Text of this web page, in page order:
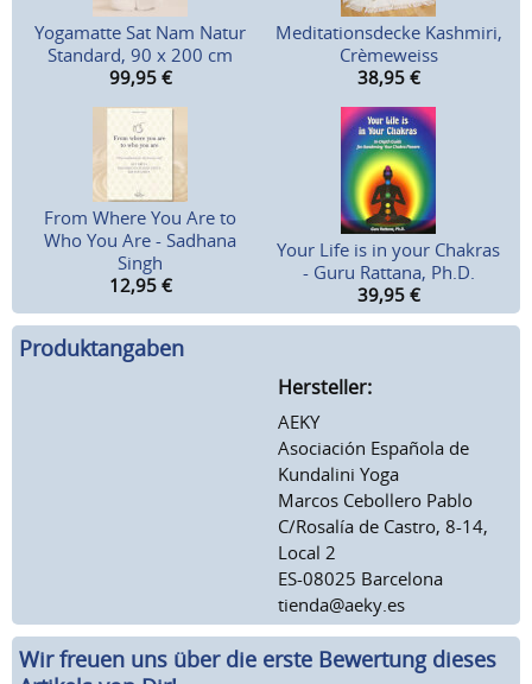
Yogamatte Sat Nam Natur
Standard, 90 x 200 cm
99,95 €
Meditationsdecke Kashmiri,
Crèmeweiss
38,95 €
From Where You Are to
Who You Are - Sadhana
Singh
12,95 €
Your Life is in your Chakras
- Guru Rattana, Ph.D.
39,95 €
Produktangaben
Hersteller:
AEKY
Asociación Española de
Kundalini Yoga
Marcos Cebollero Pablo
C/Rosalía de Castro, 8-14,
Local 2
ES-08025 Barcelona
tienda@aeky.es
Wir freuen uns über die erste Bewertung dieses